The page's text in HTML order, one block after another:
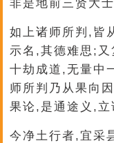
非是地前三贤大士
如上诸师所判,皆
示名,其德难思;
十劫成道,无量中
师所判乃从果向
果论,是通途义,立
今净土行者,宜采